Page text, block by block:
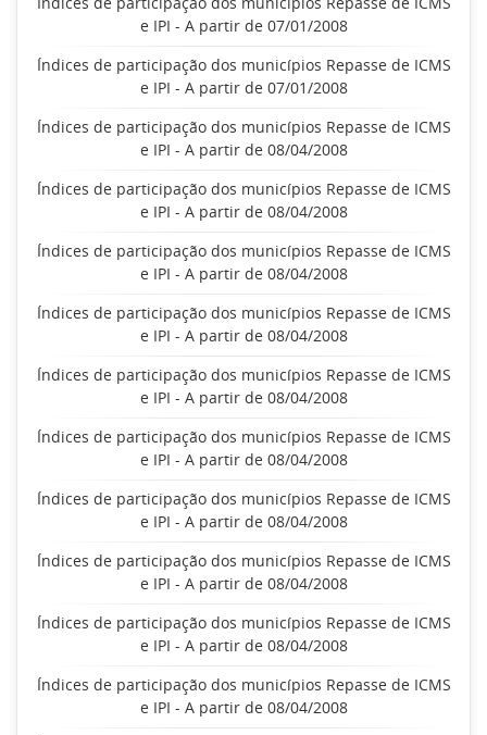
e IPI - A partir de 07/01/2008
Índices de participação dos municípios Repasse de ICMS
e IPI - A partir de 07/01/2008
Índices de participação dos municípios Repasse de ICMS
e IPI - A partir de 08/04/2008
Índices de participação dos municípios Repasse de ICMS
e IPI - A partir de 08/04/2008
Índices de participação dos municípios Repasse de ICMS
e IPI - A partir de 08/04/2008
Índices de participação dos municípios Repasse de ICMS
e IPI - A partir de 08/04/2008
Índices de participação dos municípios Repasse de ICMS
e IPI - A partir de 08/04/2008
Índices de participação dos municípios Repasse de ICMS
e IPI - A partir de 08/04/2008
Índices de participação dos municípios Repasse de ICMS
e IPI - A partir de 08/04/2008
Índices de participação dos municípios Repasse de ICMS
e IPI - A partir de 08/04/2008
Índices de participação dos municípios Repasse de ICMS
e IPI - A partir de 08/04/2008
Índices de participação dos municípios Repasse de ICMS
e IPI - A partir de 08/04/2008